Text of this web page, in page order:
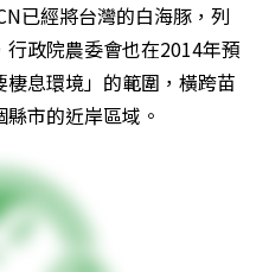
已經將台灣的白海豚，列
政院農委會也在2014年預
息環境」的範圍，橫跨苗
市的近岸區域。